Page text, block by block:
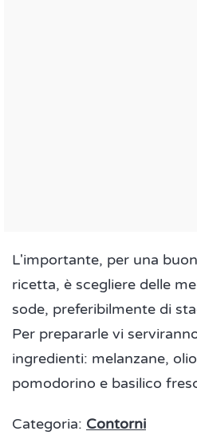
L'importante, per una
ricetta, è scegliere delle
sode, preferibilmente di
Per prepararle vi
ingredienti: melanzane,
pomodorino e basilico
Categoria: Contorni